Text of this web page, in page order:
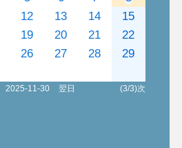
12 13 14
15
19 20 21
22
26 27 28
29
2025-11-30 翌日 (3/3)次